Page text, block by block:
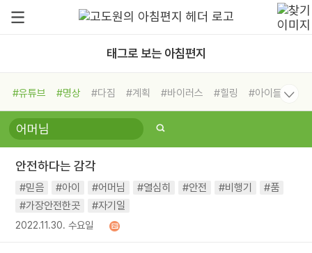
태그로 보는 아침편지
#유튜브 #명상 #다짐 #계획 #바이러스 #힐링
#아이들
#비전캠프
#독서캠프 #삶
#희망
#나눔 #친구 #링컨학교
#독서
#건강 #면역력
안전하다는 감각
#믿음 #아이 #어머님 #열심히 #안전 #비행기
#품
#가장안전한곳
#자기일
2022.11.30. 수요일